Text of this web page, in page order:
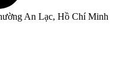
An Lạc, Hồ Chí Minh